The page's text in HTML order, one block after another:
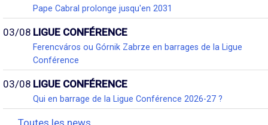
Pape Cabral prolonge jusqu'en 2031
03/08 LIGUE CONFÉRENCE
Ferencváros ou Górnik Zabrze en barrages de la Ligue
Conférence
03/08 LIGUE CONFÉRENCE
Qui en barrage de la Ligue Conférence 2026-27 ?
Toutes les news...